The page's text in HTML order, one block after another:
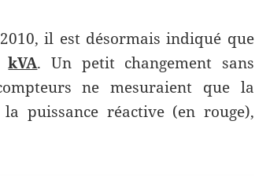
il est désormais indiqué que
kVA. Un petit changement sans
ne mesuraient que la
puissance réactive (en rouge),